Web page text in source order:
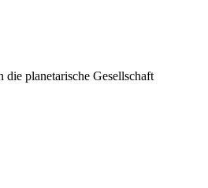
planetarische Gesellschaft